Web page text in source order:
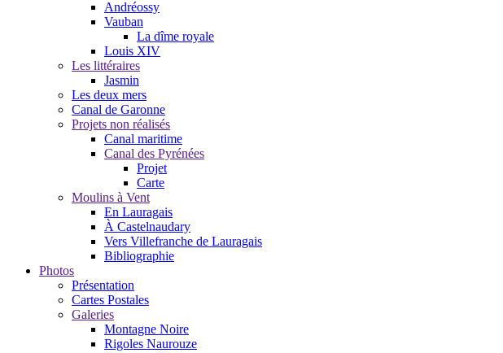
Andréossy
Vauban
La dîme royale
Louis XIV
Les littéraires
Jasmin
Les deux mers
Canal de Garonne
Projets non réalisés
Canal maritime
Canal des Pyrénées
Projet
Carte
Moulins à Vent
En Lauragais
À Castelnaudary
Vers Villefranche de Lauragais
Bibliographie
Photos
Présentation
Cartes Postales
Galeries
Montagne Noire
Rigoles Naurouze